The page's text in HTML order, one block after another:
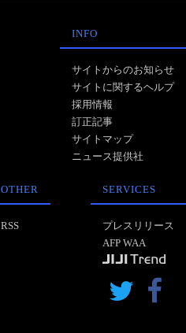
INFO
サイトからのお知らせ
サイトに関するヘルプ
採用情報
訂正記事
サイトマップ
ニュース提供社
OTHER
RSS
SERVICES
プレスリリース
AFP WAA